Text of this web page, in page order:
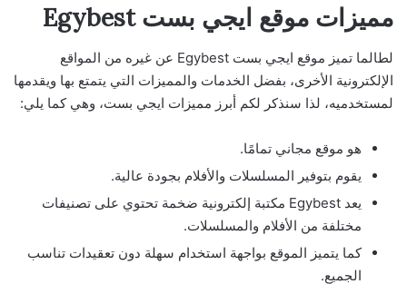
مميزات موقع ايجي بست Egybest
لطالما تميز موقع ايجي بست Egybest عن غيره من المواقع
الإلكترونية الأخرى، بفضل الخدمات والمميزات التي يتمتع بها ويقدمها
لمستخدميه، لذا سنذكر لكم أبرز مميزات ايجي بست، وهي كما يلي:
هو موقع مجاني تمامًا.
يقوم بتوفير المسلسلات والأفلام بجودة عالية.
يعد Egybest مكتبة إلكترونية ضخمة تحتوي على تصنيفات
مختلفة من الأفلام والمسلسلات.
كما يتميز الموقع بواجهة استخدام سهلة دون تعقيدات تناسب
الجميع.